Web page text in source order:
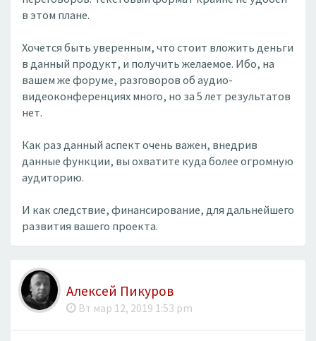
в этом плане.
Хочется быть уверенным, что стоит вложить деньги
в данный продукт, и получить желаемое. Ибо, на
вашем же форуме, разговоров об аудио-
видеоконференциях много, но за 5 лет результатов
нет.
Как раз данный аспект очень важен, внедрив
данные функции, вы охватите куда более огромную
аудиторию.
И как следствие, финансирование, для дальнейшего
развития вашего проекта.
Алексей Пикуров
Вт мар 12, 2019 1:53 pm